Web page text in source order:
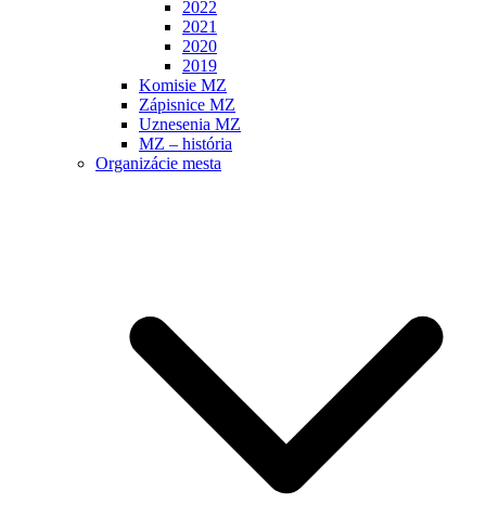
2022
2021
2020
2019
Komisie MZ
Zápisnice MZ
Uznesenia MZ
MZ – história
Organizácie mesta